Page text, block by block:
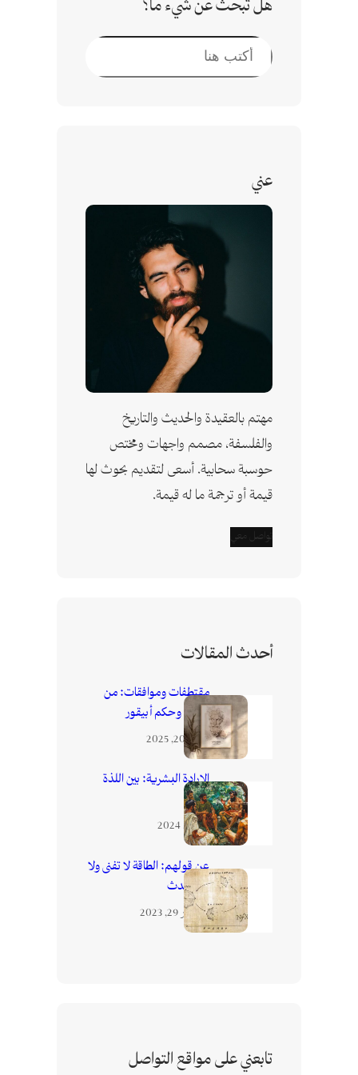
هل تبحث عن شيء ما؟
ا
عني
مهتم بالعقيدة والحديث والتاريخ
والفلسفة، مصمم واجهات ومختص
حوسبة سحابية. أسعى لتقديم بحوث لها
قيمة أو ترجمة ما له قيمة.
تواصل معي
أحدث المقالات
مقتطفات وموافقات: من
رسائل وحكم أبيقور
مارس 20, 2025
الإرادة البشرية: بين اللذة
والألم
يونيو 1, 2024
عن قولهم: الطاقة لا تفنى ولا
تستحدث
ديسمبر 29, 2023
تابعني على مواقع التواصل